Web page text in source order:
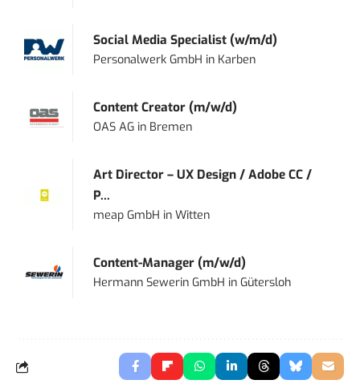
Social Media Specialist (w/m/d)
Personalwerk GmbH in Karben
Content Creator (m/w/d)
OAS AG in Bremen
Art Director – UX Design / Adobe CC /
P...
meap GmbH inWitten
Content-Manager (m/w/d)
Hermann Sewerin GmbH inGütersloh